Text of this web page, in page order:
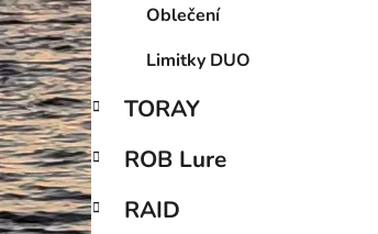
Oblečení
Limitky DUO
TORAY
ROB Lure
RAID